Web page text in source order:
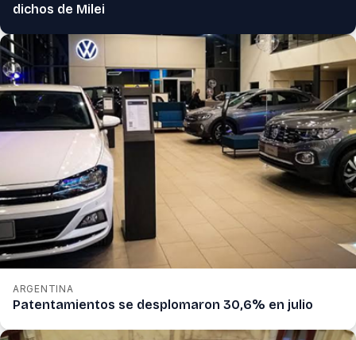
dichos de Milei
ARGENTINA
Patentamientos se desplomaron 30,6% en julio